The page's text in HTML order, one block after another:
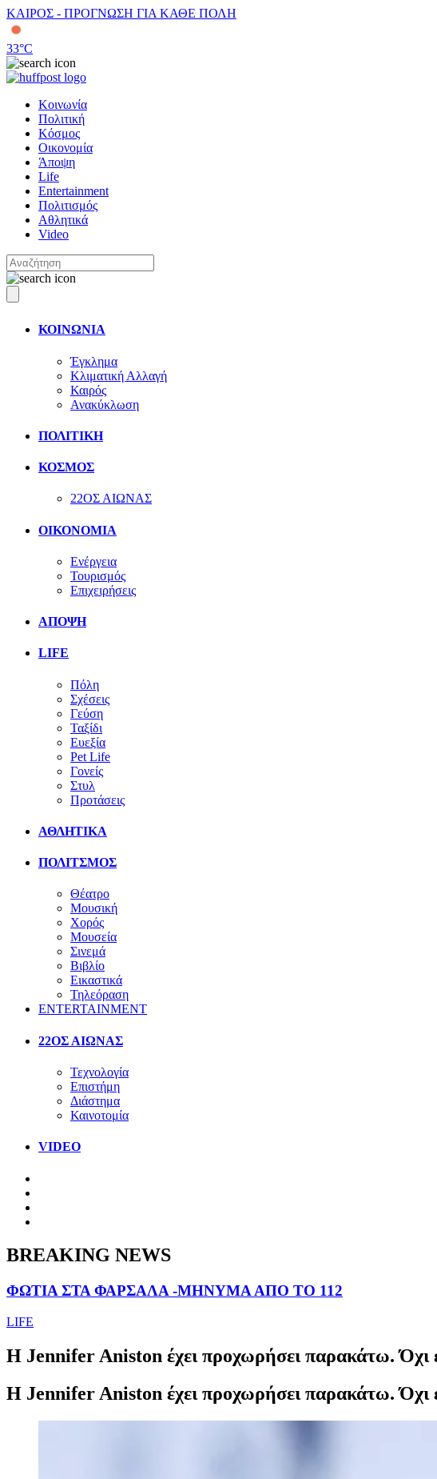
ΚΑΙΡΟΣ - ΠΡΟΓΝΩΣΗ ΓΙΑ ΚΑΘΕ ΠΟΛΗ
33°C
Κοινωνία
Πολιτική
Κόσμος
Οικονομία
Άποψη
Life
Entertainment
Πολιτισμός
Αθλητικά
Video
ΚΟΙΝΩΝΙΑ
Έγκλημα
Κλιματική Αλλαγή
Καιρός
Ανακύκλωση
ΠΟΛΙΤΙΚΗ
ΚΟΣΜΟΣ
22ΟΣ ΑΙΩΝΑΣ
ΟΙΚΟΝΟΜΙΑ
Ενέργεια
Τουρισμός
Επιχειρήσεις
ΑΠΟΨΗ
LIFE
Πόλη
Σχέσεις
Γεύση
Ταξίδι
Ευεξία
Pet Life
Γονείς
Στυλ
Προτάσεις
ΑΘΛΗΤΙΚΑ
ΠΟΛΙΤΣΜΟΣ
Θέατρο
Μουσική
Χορός
Μουσεία
Σινεμά
Βιβλίο
Εικαστικά
Τηλεόραση
ENTERTAINMENT
22ΟΣ ΑΙΩΝΑΣ
Τεχνολογία
Επιστήμη
Διάστημα
Καινοτομία
VIDEO
BREAKING NEWS
ΦΩΤΙΑ ΣΤΑ ΦΑΡΣΑΛΑ -ΜΗΝΥΜΑ ΑΠΟ ΤΟ 112
LIFE
H Jennifer Aniston έχει προχωρήσει παρακάτω. Όχι
H Jennifer Aniston έχει προχωρήσει παρακάτω. Όχι